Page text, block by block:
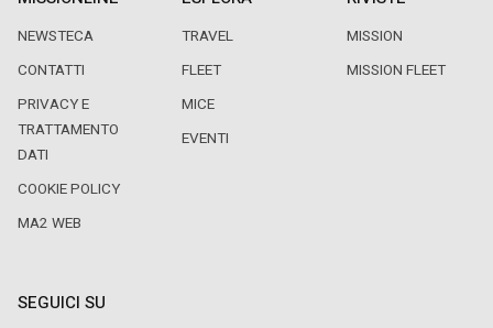
NEWSTECA
CONTATTI
PRIVACY E
TRATTAMENTO
DATI
COOKIE POLICY
MA2 WEB
TRAVEL
FLEET
MICE
EVENTI
MISSION
MISSION FLEET
SEGUICI SU